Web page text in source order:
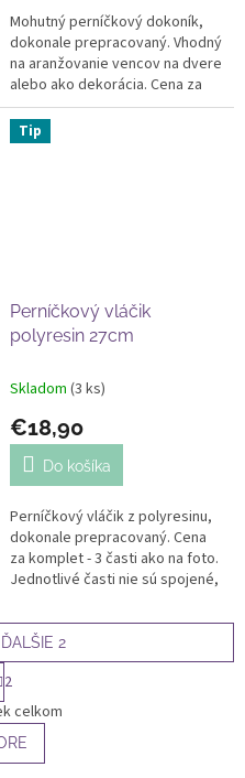
Mohutný perníčkový dokoník,
dokonale prepracovaný. Vhodný
na aranžovanie vencov na dvere
alebo ako dekorácia. Cena za
1ks. Farba: hnedá, biela
Rozmery: výška 17cm, šírka
18cm...
Tip
Perníčkový vláčik
polyresin 27cm
Skladom (3 ks)
€18,90
Do košíka
Perníčkový vláčik z polyresinu,
dokonale prepracovaný. Cena
za komplet - 3 časti ako na foto.
Jednotlivé časti nie sú spojené,
Farba: hnedá, biela...
2
2
celkom